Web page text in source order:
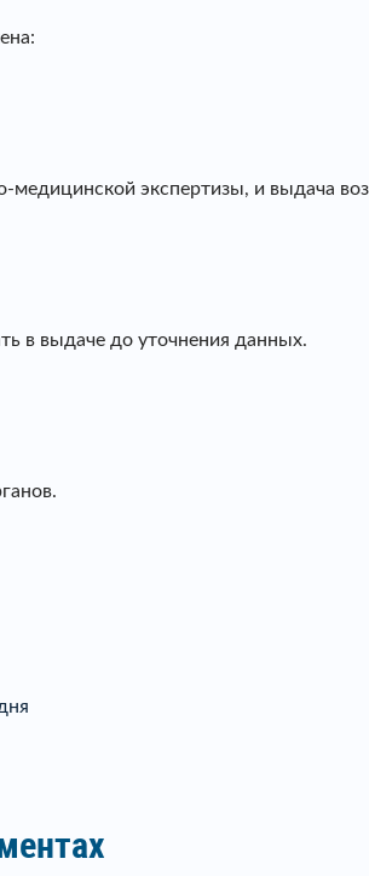
медицинской экспертизы, и выдача
в выдаче до уточнения данных.